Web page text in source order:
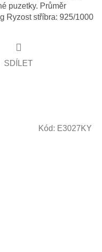
puzetky. Průměr
Ryzost stříbra: 925/1000
SDÍLET
Kód: E3027KY